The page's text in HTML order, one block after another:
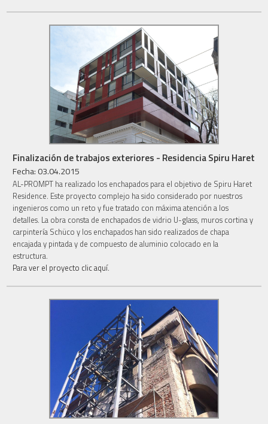
Finalización de trabajos exteriores - Residencia Spiru Haret
Fecha: 03.04.2015
AL-PROMPT ha realizado los enchapados para el objetivo de Spiru Haret
Residence. Este proyecto complejo ha sido considerado por nuestros
ingenieros como un reto y fue tratado con máxima atención a los
detalles. La obra consta de enchapados de vidrio U-glass, muros cortina y
carpintería Schüco y los enchapados han sido realizados de chapa
encajada y pintada y de compuesto de aluminio colocado en la
estructura.
Para ver el proyecto clic aquí.